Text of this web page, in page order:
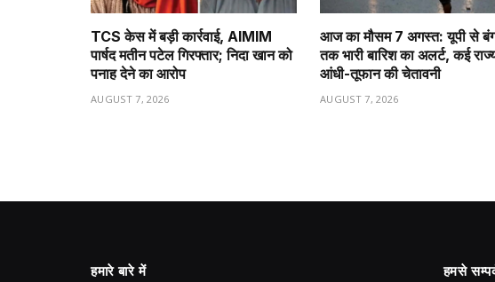
TCS केस में बड़ी कार्रवाई, AIMIM
पार्षद मतीन पटेल गिरफ्तार; निदा खान को
पनाह देने का आरोप
AUGUST 7, 2026
आज का मौसम 7 अगस्त: यूपी से
तक भारी बारिश का अलर्ट, कई
आंधी-तूफान की चेतावनी
AUGUST 7, 2026
हमारे बारे में हमसे